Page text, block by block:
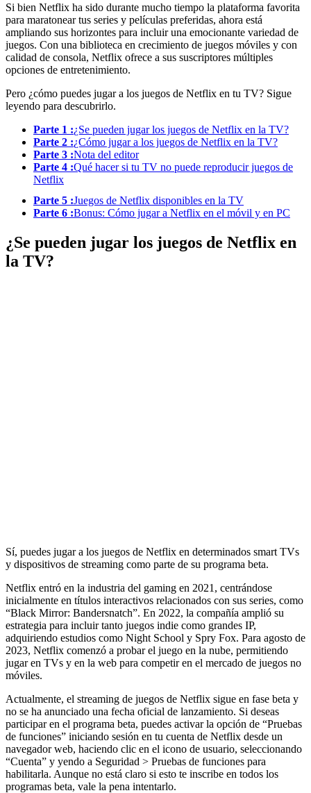
Si bien Netflix ha sido durante mucho tiempo la plataforma favorita
para maratonear tus series y películas preferidas, ahora está
ampliando sus horizontes para incluir una emocionante variedad de
juegos. Con una biblioteca en crecimiento de juegos móviles y con
calidad de consola, Netflix ofrece a sus suscriptores múltiples
opciones de entretenimiento.
Pero ¿cómo puedes jugar a los juegos de Netflix en tu TV? Sigue
leyendo para descubrirlo.
Parte 1 :¿Se pueden jugar los juegos de Netflix en la TV?
Parte 2 :¿Cómo jugar a los juegos de Netflix en la TV?
Parte 3 :Nota del editor
Parte 4 :Qué hacer si tu TV no puede reproducir juegos de
Netflix
Parte 5 :Juegos de Netflix disponibles en la TV
Parte 6 :Bonus: Cómo jugar a Netflix en el móvil y en PC
¿Se pueden jugar los juegos de Netflix en
la TV?
Sí, puedes jugar a los juegos de Netflix en determinados smart TVs
y dispositivos de streaming como parte de su programa beta.
Netflix entró en la industria del gaming en 2021, centrándose
inicialmente en títulos interactivos relacionados con sus series, como
“Black Mirror: Bandersnatch”. En 2022, la compañía amplió su
estrategia para incluir tanto juegos indie como grandes IP,
adquiriendo estudios como Night School y Spry Fox. Para agosto de
2023, Netflix comenzó a probar el juego en la nube, permitiendo
jugar en TVs y en la web para competir en el mercado de juegos no
móviles.
Actualmente, el streaming de juegos de Netflix sigue en fase beta y
no se ha anunciado una fecha oficial de lanzamiento. Si deseas
participar en el programa beta, puedes activar la opción de “Pruebas
de funciones” iniciando sesión en tu cuenta de Netflix desde un
navegador web, haciendo clic en el icono de usuario, seleccionando
“Cuenta” y yendo a Seguridad > Pruebas de funciones para
habilitarla. Aunque no está claro si esto te inscribe en todos los
programas beta, vale la pena intentarlo.